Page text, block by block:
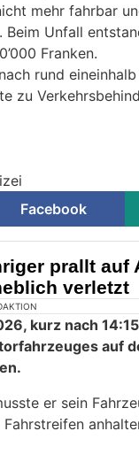
mehr fahrbar
Unfall
Franken.
rund
zu
Facebook
prallt auf
verletzt